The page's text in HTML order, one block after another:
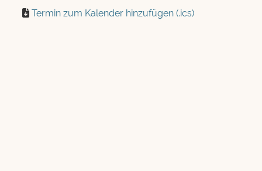
Termin zum Kalender hinzufügen (.ics)